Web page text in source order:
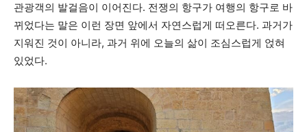
관광객의 발걸음이 이어진다. 전쟁의 항구가 여행의 항구로 바
뀌었다는 말은 이런 장면 앞에서 자연스럽게 떠오른다. 과거가
지워진 것이 아니라, 과거 위에 오늘의 삶이 조심스럽게 얹혀
있었다.